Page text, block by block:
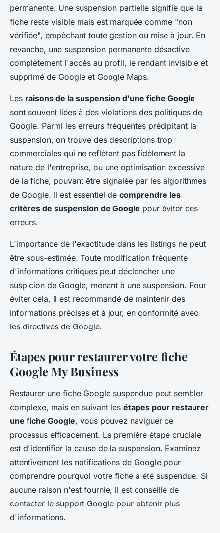
permanente. Une suspension partielle signifie que la
fiche reste visible mais est marquée comme "non
vérifiée", empêchant toute gestion ou mise à jour. En
revanche, une suspension permanente désactive
complètement l'accès au profil, le rendant invisible et
supprimé de Google et Google Maps.
Les raisons de la suspension d'une fiche Google
sont souvent liées à des violations des politiques de
Google. Parmi les erreurs fréquentes précipitant la
suspension, on trouve des descriptions trop
commerciales qui ne reflètent pas fidèlement la
nature de l'entreprise, ou une optimisation excessive
de la fiche, pouvant être signalée par les algorithmes
de Google. Il est essentiel de comprendre les
critères de suspension de Google pour éviter ces
erreurs.
L'importance de l'exactitude dans les listings ne peut
être sous-estimée. Toute modification fréquente
d'informations critiques peut déclencher une
suspicion de Google, menant à une suspension. Pour
éviter cela, il est recommandé de maintenir des
informations précises et à jour, en conformité avec
les directives de Google.
Étapes pour restaurer votre fiche
Google My Business
Restaurer une fiche Google suspendue peut sembler
complexe, mais en suivant les étapes pour restaurer
une fiche Google, vous pouvez naviguer ce
processus efficacement. La première étape cruciale
est d'identifier la cause de la suspension. Examinez
attentivement les notifications de Google pour
comprendre pourquoi votre fiche a été suspendue. Si
aucune raison n'est fournie, il est conseillé de
contacter le support Google pour obtenir plus
d'informations.